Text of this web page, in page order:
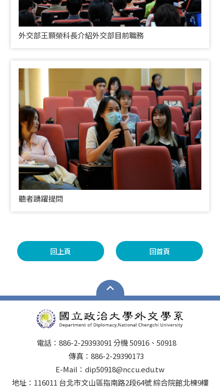
外交部王顥榮科長介紹外交部目前職務
聽者踴躍提問
回上頁 回首頁
電話：886-2-29393091 分機 50916、50918
傳真：886-2-29390173
E-Mail：dip50918@nccu.edu.tw
地址：116011 台北市文山區指南路2段64號 綜合院館北棟9樓